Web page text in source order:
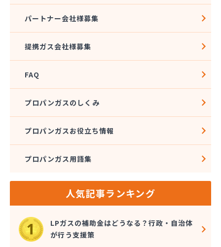
株式会社西城
株式会社石沢商店 プロパンガス充填所オートスタ
株式会社石澤商店 宇都宮営業所
株式会社島田
株式会社東親エルピーガス配送センター
株式会社藤田液化燃料
株式会社福冨
株式会社平松総合企画 プロパンガス部
株式会社別井商店
関彰商事株式会社 真岡LPガスセンター
岩谷産業株式会社 宇都宮支店
鬼怒川プロパン
吉澤保全株式会社倉庫
橋本産業株式会社
近嵐商事有限会社
パートナー会社様募集
提携ガス会社様募集
FAQ
プロパンガスのしくみ
プロパンガスお役立ち情報
プロパンガス用語集
人気記事ランキング
LPガスの補助金はどうなる？行政・自治体
が行う支援策